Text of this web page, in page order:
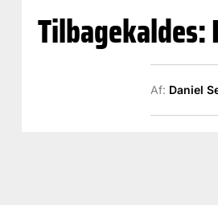
Af: Daniel